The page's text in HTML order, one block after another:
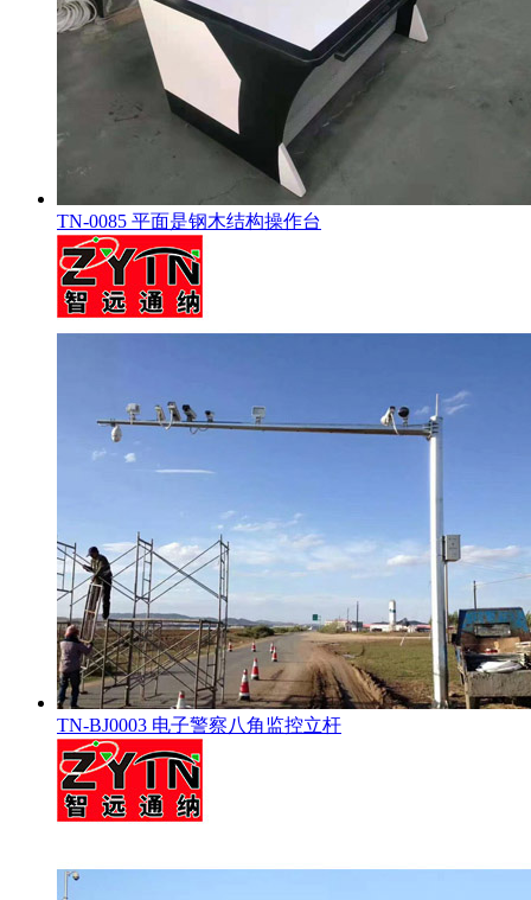
TN-0085 平面是钢木结构操作台
TN-BJ0003 电子警察八角监控立杆